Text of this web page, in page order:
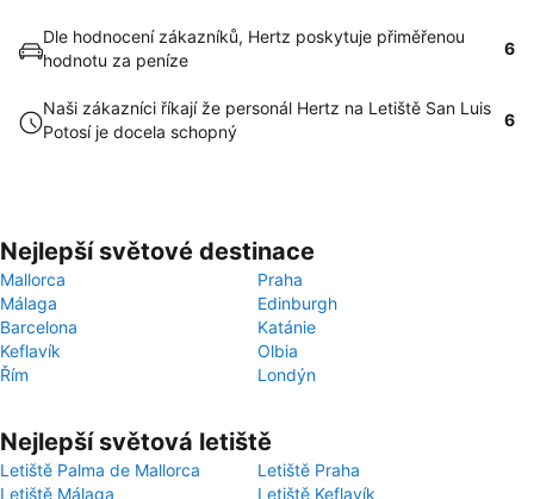
Dle hodnocení zákazníků, Hertz poskytuje přiměřenou
hodnotu za peníze
6
Naši zákazníci říkají že personál Hertz na Letiště San Luis
Potosí je docela schopný
6
Nejlepší světové destinace
Mallorca
Praha
Málaga
Edinburgh
Barcelona
Katánie
Keflavík
Olbia
Řím
Londýn
Nejlepší světová letiště
Letiště Palma de Mallorca
Letiště Praha
Letiště Málaga
Letiště Keflavík